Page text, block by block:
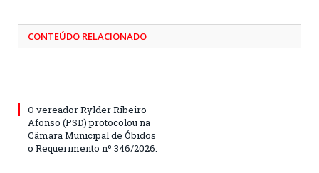
CONTEÚDO RELACIONADO
O vereador Rylder Ribeiro
Afonso (PSD) protocolou na
Câmara Municipal de Óbidos
o Requerimento nº 346/2026.